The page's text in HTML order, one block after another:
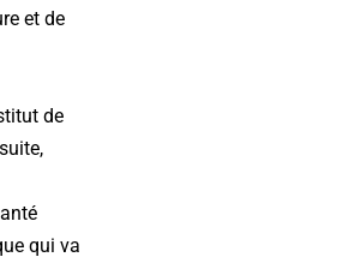
et de
de
qui va